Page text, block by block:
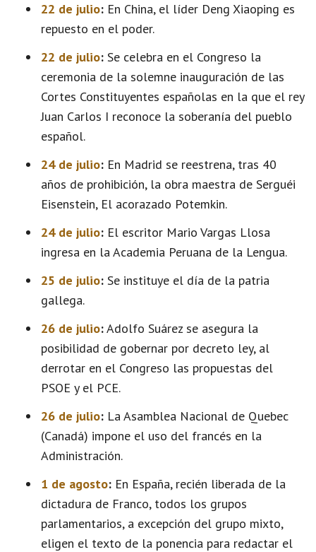
22 de julio: En China, el líder Deng Xiaoping es
repuesto en el poder.
22 de julio: Se celebra en el Congreso la
ceremonia de la solemne inauguración de las
Cortes Constituyentes españolas en la que el rey
Juan Carlos I reconoce la soberanía del pueblo
español.
24 de julio: En Madrid se reestrena, tras 40
años de prohibición, la obra maestra de Serguéi
Eisenstein, El acorazado Potemkin.
24 de julio: El escritor Mario Vargas Llosa
ingresa en la Academia Peruana de la Lengua.
25 de julio: Se instituye el día de la patria
gallega.
26 de julio:Adolfo Suárez se asegura la
posibilidad de gobernar por decreto ley, al
derrotar en el Congreso las propuestas del
PSOE y el PCE.
26 de julio: La Asamblea Nacional de Quebec
(Canadá) impone el uso del francés en la
Administración.
1 de agosto: En España, recién liberada de la
dictadura de Franco, todos los grupos
parlamentarios, a excepción del grupo mixto,
eligen el texto de la ponencia para redactar el